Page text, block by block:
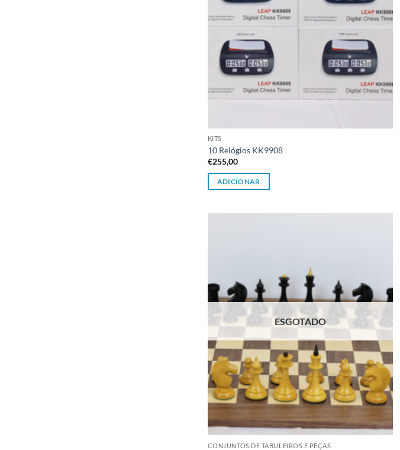
KITS
10 Relógios KK9908
€255,00
ADICIONAR
ESGOTADO
CONJUNTOS DE TABULEIROS E PEÇAS